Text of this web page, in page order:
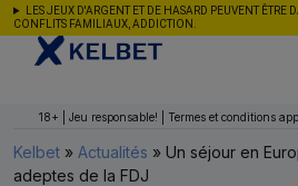
Aller au contenu
LES JEUX D'ARGENT ET DE HASARD PEUVENT ÊTRE
CONFLITS FAMILIAUX, ADDICTION.
18+ | Jeu responsable! | Termes et conditions
Kelbet » Actualités » Un séjour en
adeptes de la FDJ